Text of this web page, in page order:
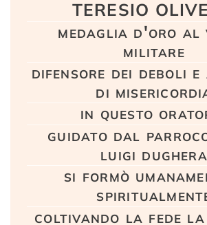
TERESIO
medaglia d'oro al
militare
difensore dei deboli
di
in questo
guidato dal
luigi dughera
si formò
coltivando la fede